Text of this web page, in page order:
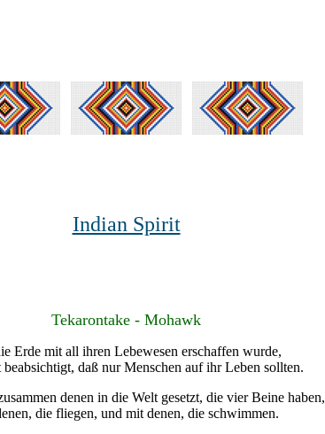
Indian Spirit
Tekarontake - Mohawk
Erde mit all ihren Lebewesen erschaffen wurde,
daß nur Menschen auf ihr Leben sollten.
denen in die Welt gesetzt, die vier Beine haben,
die fliegen, und mit denen, die schwimmen.